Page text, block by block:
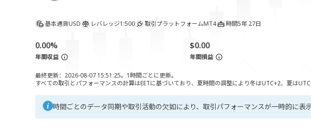
基本通貨USD レバレッジ1:500 取引プラットフォームMT4 時間5年 27日
0.00%
年間収益
$0.00
年間損益
最終更新：2026-08-07 15:51:25。1時間ごとに更新。
すべての取引とパフォーマンスの計算はEETに基づいており、夏時間の調整により冬はUTC+2、夏は
時間ごとのデータ同期や取引活動の欠如により、取引パフォーマンスが一時的に表